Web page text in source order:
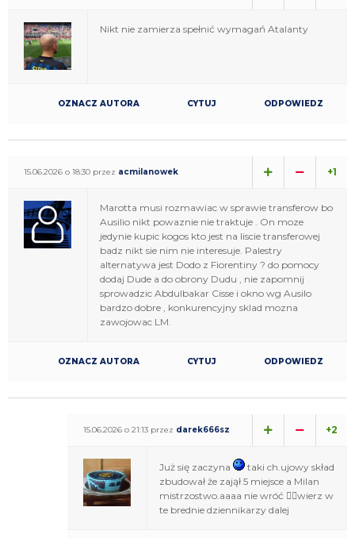
Nikt nie zamierza spełnić wymagań Atalanty
OZNACZ AUTORA CYTUJ ODPOWIEDZ
15.06.2026 o 18:30 przez acmilanowek +1
Marotta musi rozmawiac w sprawie transferow bo
Ausilio nikt powaznie nie traktuje . On moze
jedynie kupic kogos kto jest na liscie transferowej
badz nikt sie nim nie interesuje. Palestry
alternatywa jest Dodo z Fiorentiny ? do pomocy
dodaj Dude a do obrony Dudu , nie zapomnij
sprowadzic Abdulbakar Cisse i okno wg Ausilo
bardzo dobre , konkurencyjny sklad mozna
zawojowac LM.
OZNACZ AUTORA CYTUJ ODPOWIEDZ
15.06.2026 o 21:13 przez darek666sz +2
Już się zaczyna
taki ch.ujowy skład
zbudował że zajął 5 miejsce a Milan
mistrzostwo.aaaa nie wróć 🤦‍♂️wierz w
te brednie dziennikarzy dalej